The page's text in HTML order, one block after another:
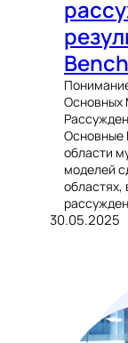
Основных
Основные
области
моделей
областях,
30.05.2025